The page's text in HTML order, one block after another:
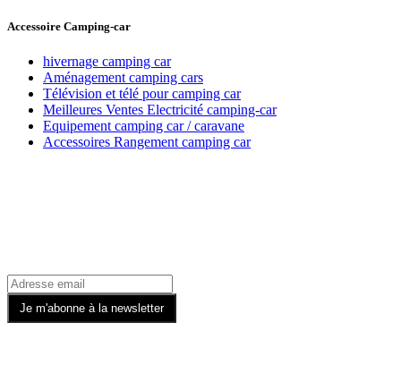
Accessoire Camping-car
hivernage camping car
Aménagement camping cars
Télévision et télé pour camping car
Meilleures Ventes Electricité camping-car
Equipement camping car / caravane
Accessoires Rangement camping car